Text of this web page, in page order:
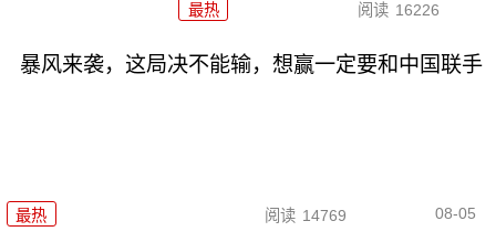
最热 阅读 16226
暴风来袭，这局决不能输，想赢一定要和中国联手
最热 阅读 14769 08-05